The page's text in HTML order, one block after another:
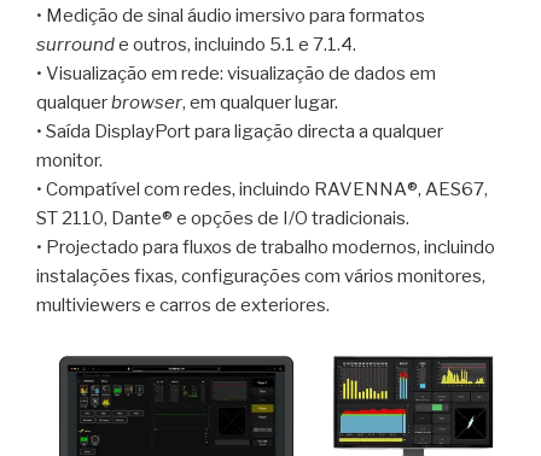
• Medição de sinal áudio imersivo para formatos
surrounde outros, incluindo 5.1 e 7.1.4.
• Visualização em rede: visualização de dados em
qualquerbrowser, em qualquer lugar.
• Saída DisplayPort para ligação directa a qualquer
monitor.
• Compatível com redes, incluindo RAVENNA®, AES67,
ST 2110, Dante® e opções de I/O tradicionais.
• Projectado para fluxos de trabalho modernos, incluindo
instalações fixas, configurações com vários monitores,
multiviewers e carros de exteriores.